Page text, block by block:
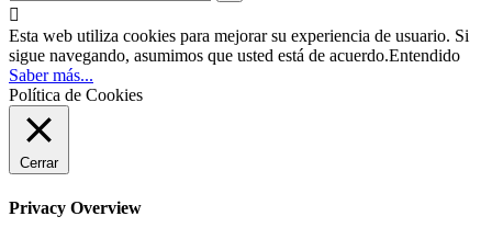

Esta web utiliza cookies para mejorar su experiencia de usuario. Si
sigue navegando, asumimos que usted está de acuerdo.Entendido
Saber más...
Política de Cookies
Cerrar
Privacy Overview